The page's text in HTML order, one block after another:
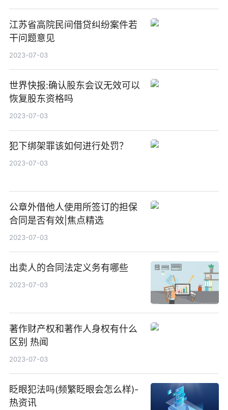
江苏省高院民间借贷纠纷案件若
干问题意见
2023-07-03
世界快报:确认股东会议无效可以
恢复股东资格吗
2023-07-03
犯下绑架罪该如何进行处罚？
2023-07-03
公章外借他人使用所签订的担保
合同是否有效|焦点精选
2023-07-03
出卖人的合同法定义务有哪些
2023-07-03
著作财产权和著作人身权有什么
区别 热闻
2023-07-03
眨眼犯法吗(频繁眨眼会怎么样)-
热资讯